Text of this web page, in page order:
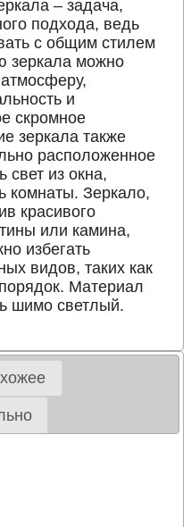
– задача,
подхода, ведь
с общим стилем
можно
и
скромное
зеркала также
расположенное
свет из окна,
комнаты. Зеркало,
красивого
или камина,
избегать
видов, таких как
Материал
шимо светлый.